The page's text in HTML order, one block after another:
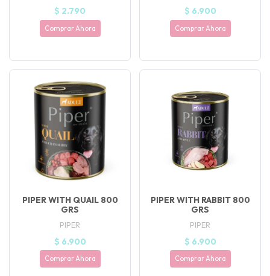
$ 2.790
Comprar Ahora
$ 6.900
Comprar Ahora
PIPER WITH QUAIL 800
GRS
PIPER
$ 6.900
Comprar Ahora
PIPER WITH RABBIT 800
GRS
PIPER
$ 6.900
Comprar Ahora